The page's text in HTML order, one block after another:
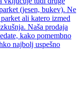
(jesen, bukev). Ne
ali katero izmed
Naša prodaja
kako pomembno
najbolj uspešno